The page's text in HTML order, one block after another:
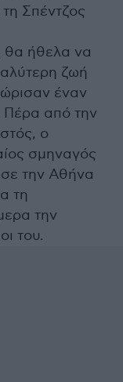
Σπέντζος
θα ήθελα να
ζωή
έναν
Πέρα από την
ο
σμηναγός
την Αθήνα
τη
την
του.